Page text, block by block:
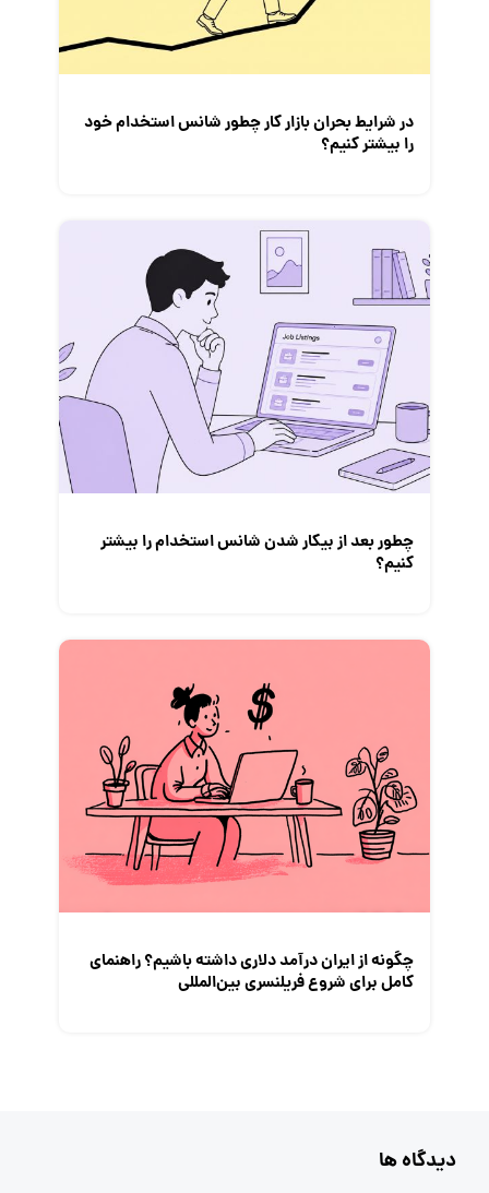
در شرایط بحران بازار کار چطور شانس استخدام خود
را بیشتر کنیم؟
چطور بعد از بیکار شدن شانس استخدام‌ را بیشتر
کنیم؟
چگونه از ایران درآمد دلاری داشته باشیم؟ راهنمای
کامل برای شروع فریلنسری بین‌المللی
دیدگاه ها